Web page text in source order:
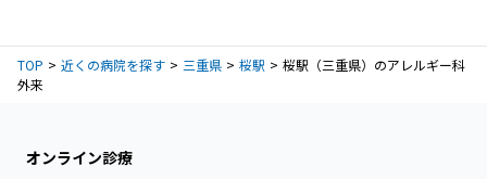
TOP 近くの病院を探す 三重県 桜駅
桜駅（三重県）のアレルギー科
外来
オンライン診療